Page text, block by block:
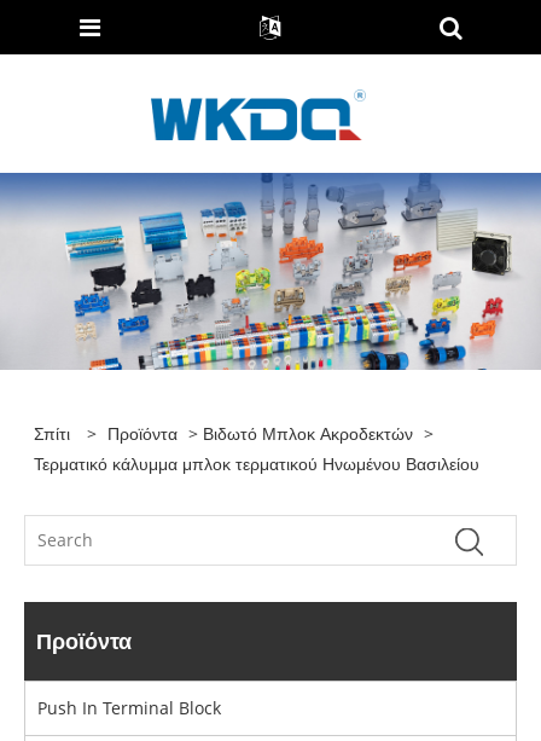
Σπίτι > Προϊόντα > Βιδωτό Μπλοκ Ακροδεκτών >
Τερματικό κάλυμμα μπλοκ τερματικού Ηνωμένου Βασιλείου
Προϊόντα
Push In Terminal Block